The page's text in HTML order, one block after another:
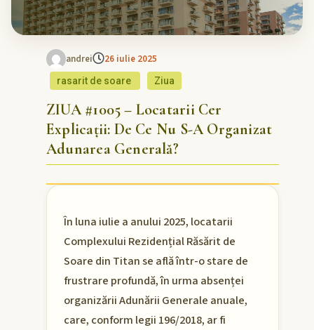
andrei 26 iulie 2025
rasarit de soare Ziua
ZIUA #1005 – Locatarii Cer
Explicații: De Ce Nu S-A Organizat
Adunarea Generală?
În luna iulie a anului 2025, locatarii
Complexului Rezidențial Răsărit de
Soare din Titan se află într-o stare de
frustrare profundă, în urma absenței
organizării Adunării Generale anuale,
care, conform legii 196/2018, ar fi